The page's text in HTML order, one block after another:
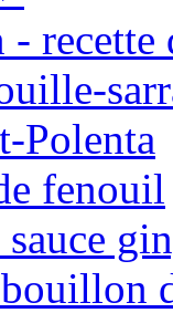
- recette
Polenta
fenouil